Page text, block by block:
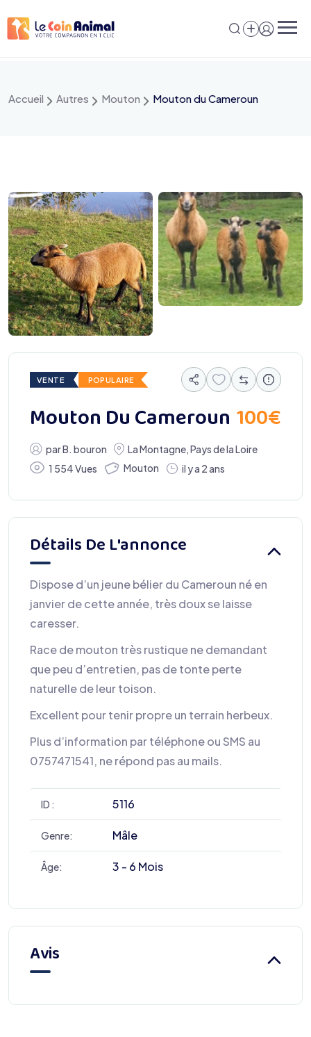
au
Accueil Autres Mouton Mouton du Cameroun
VENTE POPULAIRE
Mouton Du Cameroun 100€
parB. bouron La Montagne,Pays de la Loire
1 554 Vues
Mouton il y a 2 ans
Détails De L'annonce
Dispose d’un jeune bélier du Cameroun né en
janvier de cette année, très doux se laisse
caresser.
Race de mouton très rustique ne demandant
que peu d’entretien, pas de tonte perte
naturelle de leur toison.
Excellent pour tenir propre un terrain herbeux.
Plus d’information par téléphone ou SMS au
0757471541, ne répond pas au mails.
ID : 5116
Genre: Mâle
Âge: 3 - 6 Mois
Avis